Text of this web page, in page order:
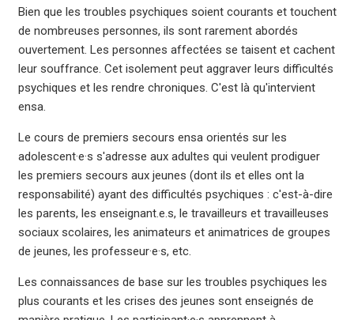
Bien que les troubles psychiques soient courants et touchent
de nombreuses personnes, ils sont rarement abordés
ouvertement. Les personnes affectées se taisent et cachent
leur souffrance. Cet isolement peut aggraver leurs difficultés
psychiques et les rendre chroniques. C'est là qu'intervient
ensa.
Le cours de premiers secours ensa orientés sur les
adolescent·e·s s'adresse aux adultes qui veulent prodiguer
les premiers secours aux jeunes (dont ils et elles ont la
responsabilité) ayant des difficultés psychiques : c'est-à-dire
les parents, les enseignant.e.s, le travailleurs et travailleuses
sociaux scolaires, les animateurs et animatrices de groupes
de jeunes, les professeur·e·s, etc.
Les connaissances de base sur les troubles psychiques les
plus courants et les crises des jeunes sont enseignés de